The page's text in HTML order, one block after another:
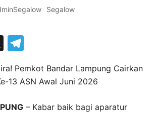
Segalow
X
– Kabar baik bagi aparatur